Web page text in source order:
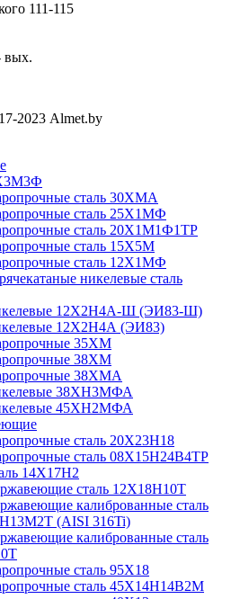
111-115
вых.
2023 Almet.by
сталь 30ХМА
сталь 25Х1МФ
сталь 20Х1М1Ф1ТР
сталь 15Х5М
сталь 12Х1МФ
никелевые сталь
12Х2Н4А-Ш (ЭИ83-Ш)
12Х2Н4А (ЭИ83)
35ХМ
38ХМ
38ХМА
38XH3MФА
45ХН2МФА
сталь 20Х23Н18
сталь 08Х15Н24В4ТР
14Х17Н2
сталь 12Х18Н10Т
калиброванные сталь
(AISI 316Ti)
калиброванные сталь
сталь 95Х18
сталь 45Х14Н14В2М